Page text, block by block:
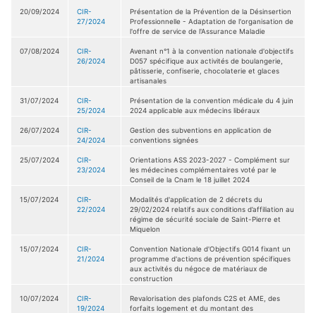
20/09/2024
CIR-
27/2024
Présentation de la Prévention de la Désinsertion
Professionnelle - Adaptation de l'organisation de
l'offre de service de l'Assurance Maladie
07/08/2024
CIR-
26/2024
Avenant n°1 à la convention nationale d'objectifs
D057 spécifique aux activités de boulangerie,
pâtisserie, confiserie, chocolaterie et glaces
artisanales
31/07/2024
CIR-
25/2024
Présentation de la convention médicale du 4 juin
2024 applicable aux médecins libéraux
26/07/2024
CIR-
24/2024
Gestion des subventions en application de
conventions signées
25/07/2024
CIR-
23/2024
Orientations ASS 2023-2027 - Complément sur
les médecines complémentaires voté par le
Conseil de la Cnam le 18 juillet 2024
15/07/2024
CIR-
22/2024
Modalités d'application de 2 décrets du
29/02/2024 relatifs aux conditions d’affiliation au
régime de sécurité sociale de Saint-Pierre et
Miquelon
15/07/2024
CIR-
21/2024
Convention Nationale d'Objectifs G014 fixant un
programme d'actions de prévention spécifiques
aux activités du négoce de matériaux de
construction
10/07/2024
CIR-
19/2024
Revalorisation des plafonds C2S et AME, des
forfaits logement et du montant des